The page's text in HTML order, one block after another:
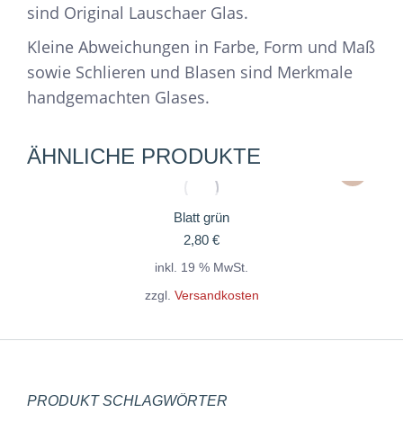
sind Original Lauschaer Glas.
Kleine Abweichungen in Farbe, Form und Maß
sowie Schlieren und Blasen sind Merkmale
handgemachten Glases.
ÄHNLICHE PRODUKTE
Blatt grün
2,80 €
inkl. 19 % MwSt.
zzgl. Versandkosten
PRODUKT SCHLAGWÖRTER